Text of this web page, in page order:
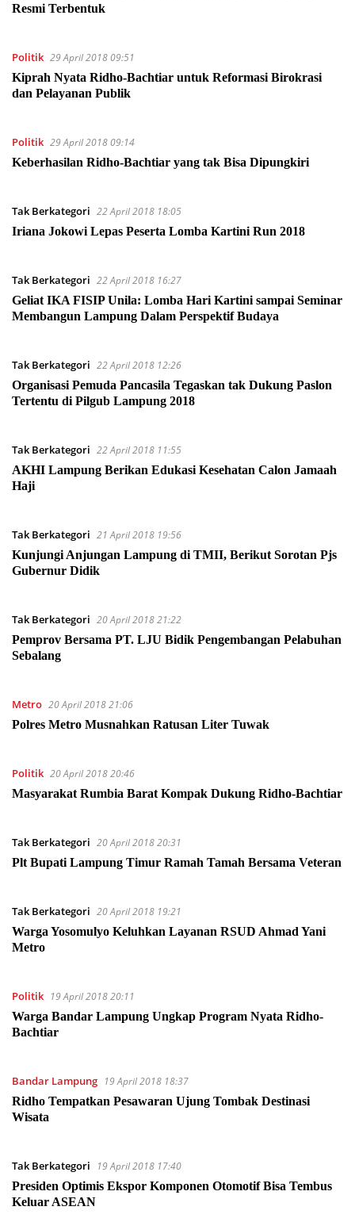
Resmi Terbentuk
Politik 29 April 2018 09:51
Kiprah Nyata Ridho-Bachtiar untuk Reformasi Birokrasi
dan Pelayanan Publik
Politik 29 April 2018 09:14
Keberhasilan Ridho-Bachtiar yang tak Bisa Dipungkiri
Tak Berkategori 22 April 2018 18:05
Iriana Jokowi Lepas Peserta Lomba Kartini Run 2018
Tak Berkategori 22 April 2018 16:27
Geliat IKA FISIP Unila: Lomba Hari Kartini sampai Seminar
Membangun Lampung Dalam Perspektif Budaya
Tak Berkategori 22 April 2018 12:26
Organisasi Pemuda Pancasila Tegaskan tak Dukung Paslon
Tertentu di Pilgub Lampung 2018
Tak Berkategori 22 April 2018 11:55
AKHI Lampung Berikan Edukasi Kesehatan Calon Jamaah
Haji
Tak Berkategori 21 April 2018 19:56
Kunjungi Anjungan Lampung di TMII, Berikut Sorotan Pjs
Gubernur Didik
Tak Berkategori 20 April 2018 21:22
Pemprov Bersama PT. LJU Bidik Pengembangan Pelabuhan
Sebalang
Metro 20 April 2018 21:06
Polres Metro Musnahkan Ratusan Liter Tuwak
Politik 20 April 2018 20:46
Masyarakat Rumbia Barat Kompak Dukung Ridho-Bachtiar
Tak Berkategori 20 April 2018 20:31
Plt Bupati Lampung Timur Ramah Tamah Bersama Veteran
Tak Berkategori 20 April 2018 19:21
Warga Yosomulyo Keluhkan Layanan RSUD Ahmad Yani
Metro
Politik 19 April 2018 20:11
Warga Bandar Lampung Ungkap Program Nyata Ridho-
Bachtiar
Bandar Lampung 19 April 2018 18:37
Ridho Tempatkan Pesawaran Ujung Tombak Destinasi
Wisata
Tak Berkategori
19 April 2018 17:40
Presiden Optimis Ekspor Komponen Otomotif Bisa Tembus
Keluar ASEAN